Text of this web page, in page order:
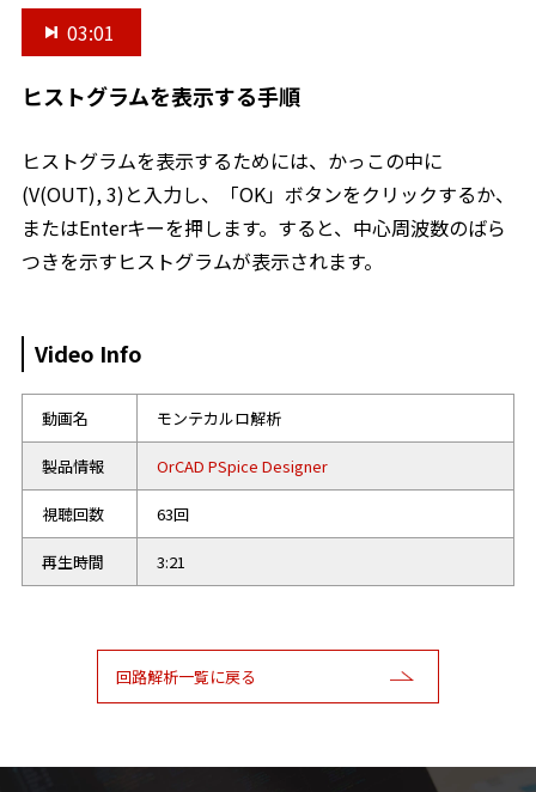
03:01
ヒストグラムを表示する手順
ヒストグラムを表示するためには、かっこの中に
(V(OUT), 3)と入力し、「OK」ボタンをクリックするか、
またはEnterキーを押します。すると、中心周波数のばら
つきを示すヒストグラムが表示されます。
Video Info
動画名 モンテカルロ解析
製品情報 OrCAD PSpice Designer
視聴回数 63回
再生時間 3:21
回路解析一覧に戻る